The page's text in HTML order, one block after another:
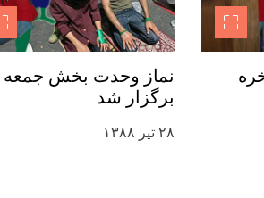
نماز وحدت بخش جمعه
برگزار شد
۲۸ تیر ۱۳۸۸